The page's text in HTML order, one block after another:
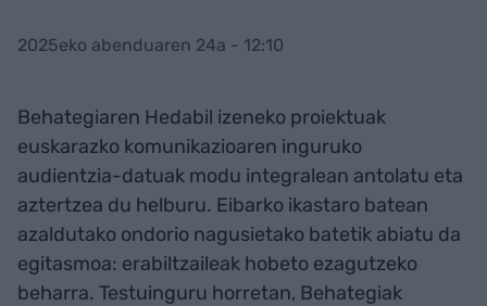
2025eko abenduaren 24a - 12:10
Behategiaren Hedabil izeneko proiektuak
euskarazko komunikazioaren inguruko
audientzia-datuak modu integralean antolatu eta
aztertzea du helburu. Eibarko ikastaro batean
azaldutako ondorio nagusietako batetik abiatu da
egitasmoa: erabiltzaileak hobeto ezagutzeko
beharra. Testuinguru horretan, Behategiak